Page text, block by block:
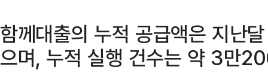
함께대출의 누적 공급액은 지난
으며, 누적 실행 건수는 약 3만